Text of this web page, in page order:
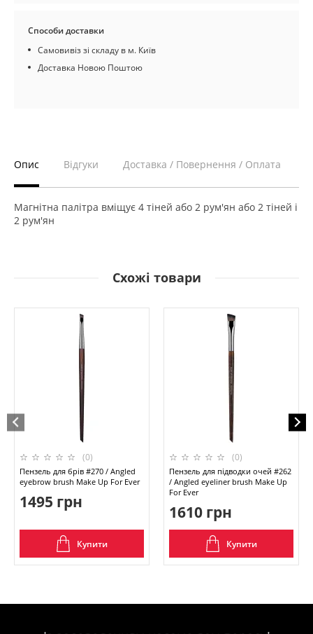
Способи доставки
Самовивіз зі складу в м. Київ
Доставка Новою Поштою
Опис Відгуки Доставка / Повернення / Оплата
Магнітна палітра вміщує 4 тіней або 2 рум'ян або 2 тіней і
2 рум'ян
Схожі товари
(0)
Пензель для брів #270 / Angled
eyebrow brush Make Up For Ever
1495 грн
Купити
(0)
Пензель для підводки очей #262
/ Angled eyeliner brush Make Up
For Ever
1610 грн
Купити